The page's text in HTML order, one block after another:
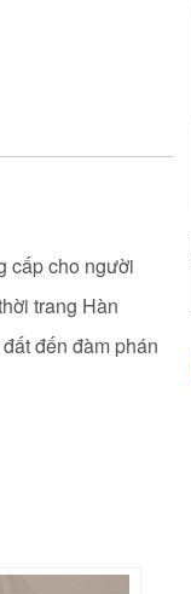
cấp cho người
trang Hàn
đến đàm phán